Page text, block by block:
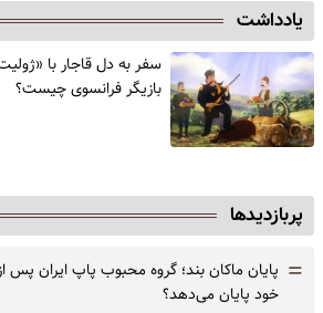
یادداشت
سفر به دل قاجار با
‌بازیگر فرانسوی چیست؟
پربازدیدها
= پایان ماکان بند؛ گروه محبوب پاپ ایران پس
خود پایان می‌دهد؟